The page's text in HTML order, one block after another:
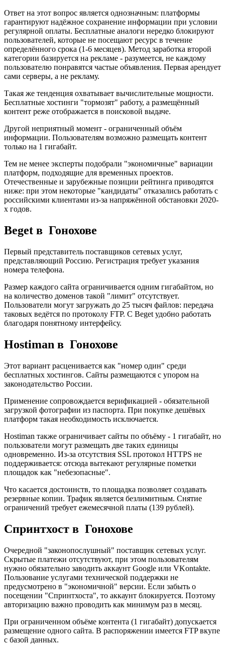
Ответ на этот вопрос является однозначным: платформы
гарантируют надёжное сохранение информации при условии
регулярной оплаты. Бесплатные аналоги нередко блокируют
пользователей, которые не посещают ресурс в течение
определённого срока (1-6 месяцев). Метод заработка второй
категории базируется на рекламе - разумеется, не каждому
пользователю понравятся частые объявления. Первая арендует
сами серверы, а не рекламу.
Такая же тенденция охватывает вычислительные мощности.
Бесплатные хостинги "тормозят" работу, а размещённый
контент реже отображается в поисковой выдаче.
Другой неприятный момент - ограниченный объём
информации. Пользователям возможно размещать контент
только на 1 гигабайт.
Тем не менее эксперты подобрали "экономичные" вариации
платформ, подходящие для временных проектов.
Отечественные и зарубежные позиции рейтинга приводятся
ниже: при этом некоторые "кандидаты" отказались работать с
российскими клиентами из-за напряжённой обстановки 2020-
х годов.
Beget в Гонохове
Первый представитель поставщиков сетевых услуг,
представляющий Россию. Регистрация требует указания
номера телефона.
Размер каждого сайта ограничивается одним гигабайтом, но
на количество доменов такой "лимит" отсутствует.
Пользователи могут загружать до 25 тысяч файлов: передача
таковых ведётся по протоколу FTP. С Beget удобно работать
благодаря понятному интерфейсу.
Hostiman в Гонохове
Этот вариант расценивается как "номер один" среди
бесплатных хостингов. Сайты размещаются с упором на
законодательство России.
Применение сопровождается верификацией - обязательной
загрузкой фотографии из паспорта. При покупке дешёвых
платформ такая необходимость исключается.
Hostiman также ограничивает сайты по объёму - 1 гигабайт, но
пользователи могут размещать две таких единицы
одновременно. Из-за отсутствия SSL протокол HTTPS не
поддерживается: отсюда вытекают регулярные пометки
площадок как "небезопасные".
Что касается достоинств, то площадка позволяет создавать
резервные копии. Трафик является безлимитным. Снятие
ограничений требует ежемесячной платы (139 рублей).
Спринтхост в Гонохове
Очередной "законопослушный" поставщик сетевых услуг.
Скрытые платежи отсутствуют, при этом пользователям
нужно обязательно заводить аккаунт Google или VKontakte.
Пользование услугами технической поддержки не
предусмотрено в "экономичной" версии. Если забыть о
посещении "Спринтхоста", то аккаунт блокируется. Поэтому
авторизацию важно проводить как минимум раз в месяц.
При ограниченном объёме контента (1 гигабайт) допускается
размещение одного сайта. В распоряжении имеется FTP вкупе
с базой данных.